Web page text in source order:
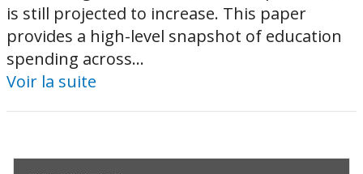
is still projected to increase. This paper
provides a high-level snapshot of education
spending across...
Voir la suite